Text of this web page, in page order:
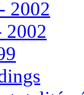
2002